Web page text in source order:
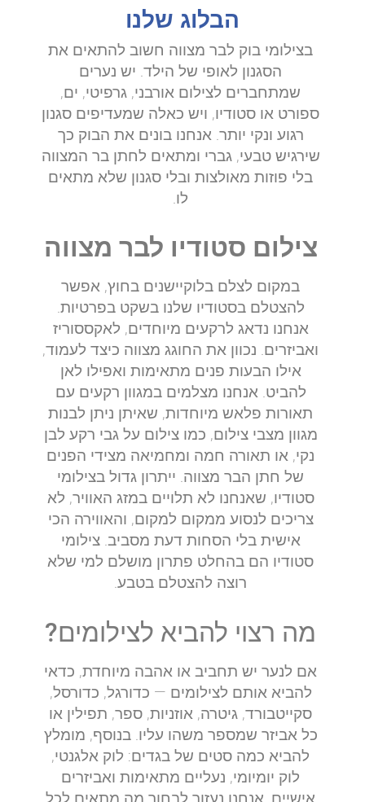
הבלוג שלנו
בצילומי בוק לבר מצווה חשוב להתאים את
הסגנון לאופי של הילד. יש נערים
שמתחברים לצילום אורבני, גרפיטי, ים,
ספורט או סטודיו, ויש כאלה שמעדיפים סגנון
רגוע ונקי יותר. אנחנו בונים את הבוק כך
שירגיש טבעי, גברי ומתאים לחתן בר המצווה
בלי פוזות מאולצות ובלי סגנון שלא מתאים
לו.
צילום סטודיו לבר מצווה
במקום לצלם בלוקיישנים בחוץ, אפשר
להצטלם בסטודיו שלנו בשקט בפרטיות.
אנחנו נדאג לרקעים מיוחדים, לאקססוריז
ואביזרים. נכוון את החוגג מצווה כיצד לעמוד,
אילו הבעות פנים מתאימות ואפילו לאן
להביט. אנחנו מצלמים במגוון רקעים עם
תאורות פלאש מיוחדות, שאיתן ניתן לבנות
מגוון מצבי צילום, כמו צילום על גבי רקע לבן
נקי, או תאורה חמה ומחמיאה מצידי הפנים
של חתן הבר מצווה. ייתרון גדול בצילומי
סטודיו, שאנחנו לא תלויים במזג האוויר, לא
צריכים לנסוע ממקום למקום, והאווירה הכי
אישית בלי הסחות דעת מסביב. צילומי
סטודיו הם בהחלט פתרון מושלם למי שלא
רוצה להצטלם בטבע.
מה רצוי להביא לצילומים?
אם לנער יש תחביב או אהבה מיוחדת, כדאי
להביא אותם לצילומים — כדורגל, כדורסל,
סקייטבורד, גיטרה, אוזניות, ספר, תפילין או
כל אביזר שמספר משהו עליו. בנוסף, מומלץ
להביא כמה סטים של בגדים: לוק אלגנטי,
לוק יומיומי, נעליים מתאימות ואביזרים